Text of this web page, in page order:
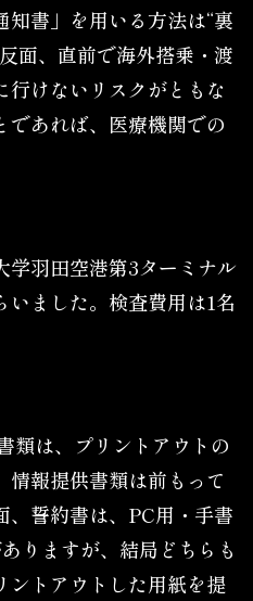
書」を用いる方法は“裏
面、直前で海外搭乗・渡
けないリスクがともな
であれば、医療機関での
学羽田空港第3ターミナル
いました。検査費用は1名
類は、プリントアウトの
情報提供書類は前もって
、誓約書は、PC用・手書
りますが、結局どちらも
ントアウトした用紙を提